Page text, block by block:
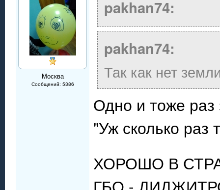
Москва
Сообщений: 5386
pakhan74:
pakhan74:
Так как нет
Одно и тоже раз
"Уж сколько раз
ХОРОШО В